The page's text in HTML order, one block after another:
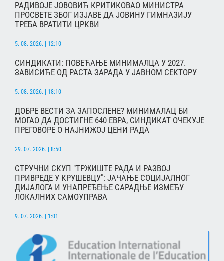
РАДИВОЈЕ ЈОВОВИЋ КРИТИКОВАО МИНИСТРА
ПРОСВЕТЕ ЗБОГ ИЗЈАВЕ ДА ЈОВИНУ ГИМНАЗИЈУ
ТРЕБА ВРАТИТИ ЦРКВИ
5. 08. 2026. | 12:10
СИНДИКАТИ: ПОВЕЋАЊЕ МИНИМАЛЦА У 2027.
ЗАВИСИЋЕ ОД РАСТА ЗАРАДА У ЈАВНОМ СЕКТОРУ
5. 08. 2026. | 18:10
ДОБРЕ ВЕСТИ ЗА ЗАПОСЛЕНЕ? МИНИМАЛАЦ БИ
МОГАО ДА ДОСТИГНЕ 640 ЕВРА, СИНДИКАТ ОЧЕКУЈЕ
ПРЕГОВОРЕ О НАЈНИЖОЈ ЦЕНИ РАДА
29. 07. 2026. | 8:50
СТРУЧНИ СКУП "ТРЖИШТЕ РАДА И РАЗВОЈ
ПРИВРЕДЕ У КРУШЕВЦУ": ЈАЧАЊЕ СОЦИЈАЛНОГ
ДИЈАЛОГА И УНАПРЕЂЕЊЕ САРАДЊЕ ИЗМЕЂУ
ЛОКАЛНИХ САМОУПРАВА
9. 07. 2026. | 1:01